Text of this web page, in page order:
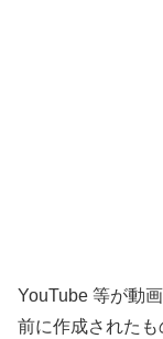
YouTube 等が動
前に作成された